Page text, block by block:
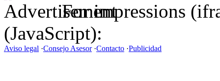
For impressions
(JavaScript):
Aviso legal ·Consejo Asesor·Contacto ·Publicidad